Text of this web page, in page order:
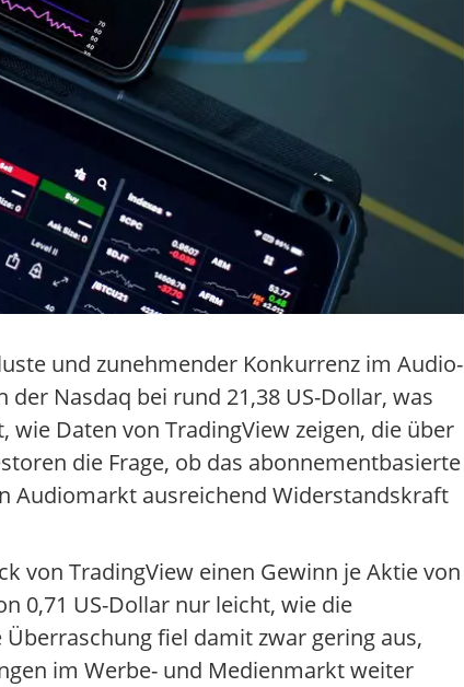
und zunehmender Konkurrenz im Audio-
Nasdaq bei rund 21,38 US-Dollar, was
Daten von TradingView zeigen, die über
die Frage, ob das abonnementbasierte
Audiomarkt ausreichend Widerstandskraft
von TradingView einen Gewinn je Aktie von
0,71 US-Dollar nur leicht, wie die
fiel damit zwar gering aus,
im Werbe- und Medienmarkt weiter